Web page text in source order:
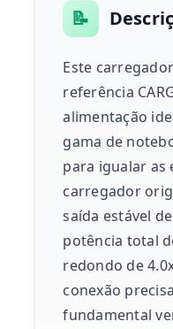
📝
Este
referência
alimentação
gama de
para igualar as
carregador
saída estável
potência total
redondo de
conexão
fundamental